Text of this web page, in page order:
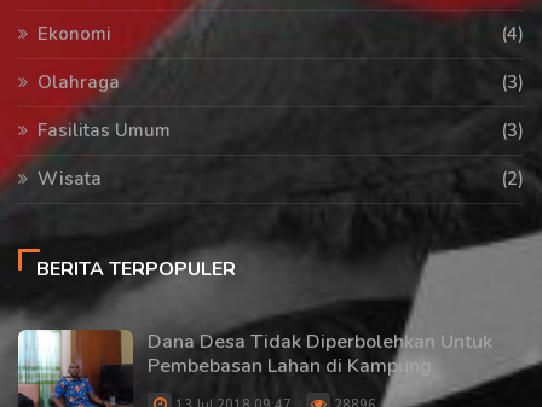
Ekonomi
(4)
Olahraga
(3)
Fasilitas Umum
(3)
Wisata
(2)
BERITA TERPOPULER
Dana Desa Tidak Diperbolehkan Untuk
Pembebasan Lahan di Kampung